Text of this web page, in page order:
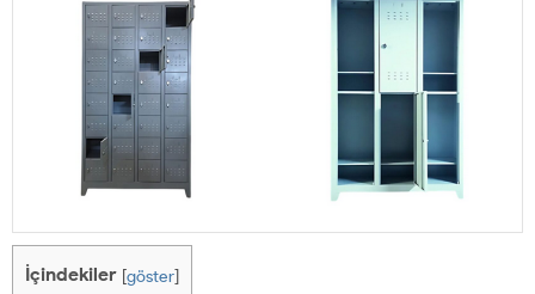
İçindekiler [göster]